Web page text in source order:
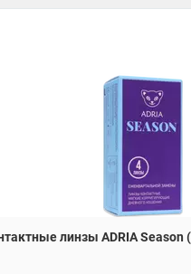
линзы ADRIA Season